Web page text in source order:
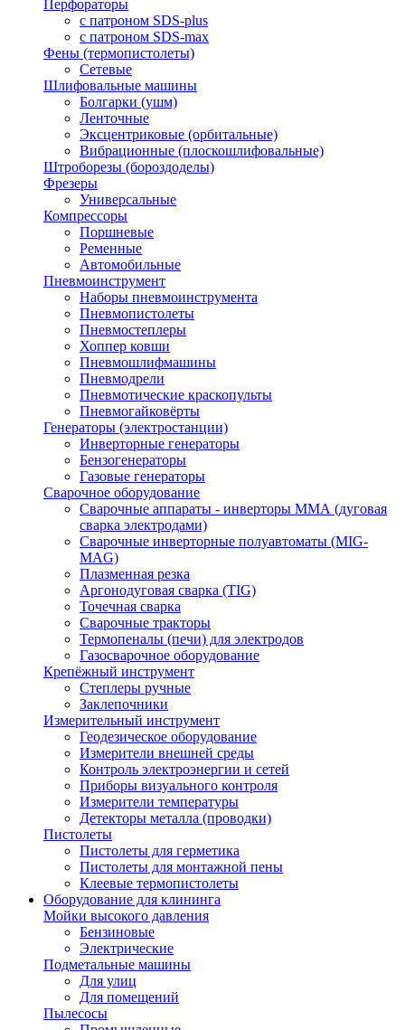
Перфораторы
с патроном SDS-plus
с патроном SDS-max
Фены (термопистолеты)
Сетевые
Шлифовальные машины
Болгарки (ушм)
Ленточные
Эксцентриковые (орбитальные)
Вибрационные (плоскошлифовальные)
Штроборезы (бороздоделы)
Фрезеры
Универсальные
Компрессоры
Поршневые
Ременные
Автомобильные
Пневмоинструмент
Наборы пневмоинструмента
Пневмопистолеты
Пневмостеплеры
Хоппер ковши
Пневмошлифмашины
Пневмодрели
Пневмотические краскопульты
Пневмогайковёрты
Генераторы (электростанции)
Инверторные генераторы
Бензогенераторы
Газовые генераторы
Сварочное оборудование
Сварочные аппараты - инверторы ММА (дуговая
сварка электродами)
Сварочные инверторные полуавтоматы (MIG-
MAG)
Плазменная резка
Аргонодуговая сварка (TIG)
Точечная сварка
Сварочные тракторы
Термопеналы (печи) для электродов
Газосварочное оборудование
Крепёжный инструмент
Степлеры ручные
Заклепочники
Измерительный инструмент
Геодезическое оборудование
Измерители внешней среды
Контроль электроэнергии и сетей
Приборы визуального контроля
Измерители температуры
Детекторы металла (проводки)
Пистолеты
Пистолеты для герметика
Пистолеты для монтажной пены
Клеевые термопистолеты
Оборудование для клининга
Мойки высокого давления
Бензиновые
Электрические
Подметальные машины
Для улиц
Для помещений
Пылесосы